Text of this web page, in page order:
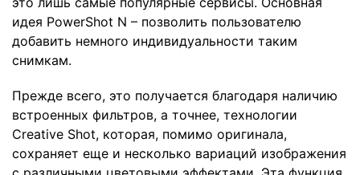
идея PowerShot N – позволить пользователю
добавить немного индивидуальности таким
снимкам.
Прежде всего, это получается благодаря наличию
встроенных фильтров, а точнее, технологии
Creative Shot, которая, помимо оригинала,
сохраняет еще и несколько вариаций изображения